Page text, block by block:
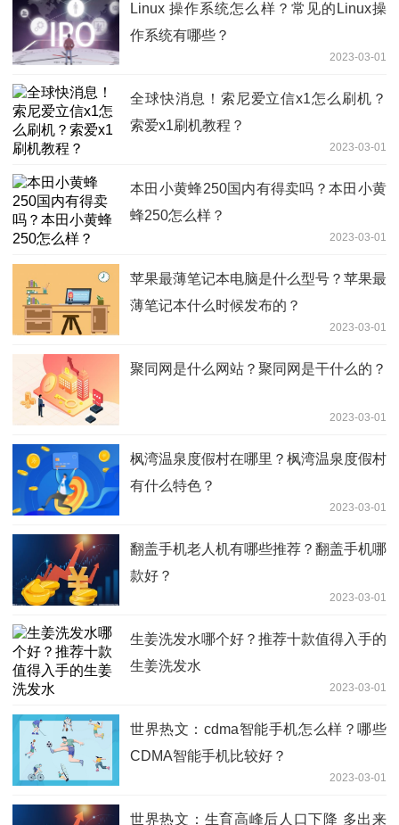
Linux 操作系统怎么样？常见的Linux操
作系统有哪些？
2023-03-01
全球快消息！索尼爱立信x1怎么刷机？
索爱x1刷机教程？
2023-03-01
本田小黄蜂250国内有得卖吗？本田小黄
蜂250怎么样？
2023-03-01
苹果最薄笔记本电脑是什么型号？苹果最
薄笔记本什么时候发布的？
2023-03-01
聚同网是什么网站？聚同网是干什么的？
2023-03-01
枫湾温泉度假村在哪里？枫湾温泉度假村
有什么特色？
2023-03-01
翻盖手机老人机有哪些推荐？翻盖手机哪
款好？
2023-03-01
生姜洗发水哪个好？推荐十款值得入手的
生姜洗发水
2023-03-01
世界热文：cdma智能手机怎么样？哪些
CDMA智能手机比较好？
2023-03-01
世界热文：生育高峰后人口下降 多出来